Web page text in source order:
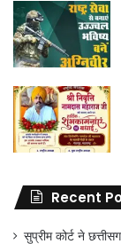
Recent
सुप्रीम कोर्ट ने